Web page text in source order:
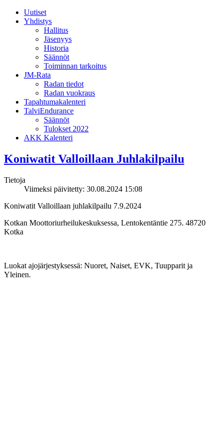
Uutiset
Yhdistys
Hallitus
Jäsenyys
Historia
Säännöt
Toiminnan tarkoitus
JM-Rata
Radan tiedot
Radan vuokraus
Tapahtumakalenteri
TalviEndurance
Säännöt
Tulokset 2022
AKK Kalenteri
Koniwatit Valloillaan Juhlakilpailu
Tietoja
Viimeksi päivitetty: 30.08.2024 15:08
Koniwatit Valloillaan juhlakilpailu 7.9.2024
Kotkan Moottoriurheilukeskuksessa, Lentokentäntie 275. 48720
Kotka
Luokat ajojärjestyksessä: Nuoret, Naiset, EVK, Tuupparit ja
Yleinen.